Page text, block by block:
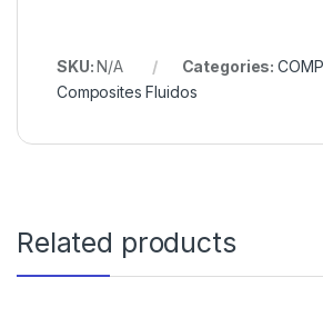
SKU:N/A Categories:
Composites Fluidos
Related products